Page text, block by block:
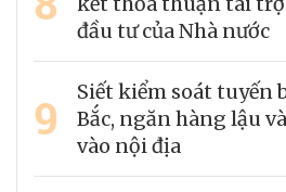
đầu tư của Nhà nước
9
Siết kiểm soát tuyến
Bắc, ngăn hàng lậu
vào nội địa